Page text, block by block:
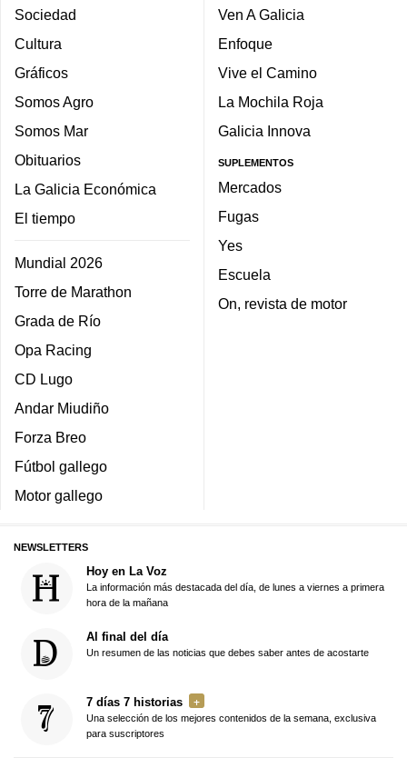
Sociedad
Cultura
Gráficos
Somos Agro
Somos Mar
Obituarios
La Galicia Económica
El tiempo
Mundial 2026
Torre de Marathon
Grada de Río
Opa Racing
CD Lugo
Andar Miudiño
Forza Breo
Fútbol gallego
Motor gallego
Ven A Galicia
Enfoque
Vive el Camino
La Mochila Roja
Galicia Innova
SUPLEMENTOS
Mercados
Fugas
Yes
Escuela
On, revista de motor
NEWSLETTERS
Hoy en La Voz
La información más destacada del día, de lunes a viernes a primera
hora de la mañana
Al final del día
Un resumen de las noticias que debes saber antes de acostarte
7 días 7 historias
Una selección de los mejores contenidos de la semana, exclusiva
para suscriptores